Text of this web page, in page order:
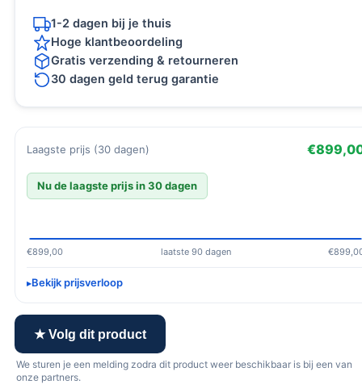
1-2 dagen bij je thuis
Hoge klantbeoordeling
Gratis verzending & retourneren
30 dagen geld terug garantie
Laagste prijs (30 dagen)
Nu de laagste prijs in 30 dagen
€899,00 laatste 90 dagen
Bekijk prijsverloop
★ Volg dit product
We sturen je een melding zodra dit product weer beschikbaar is bij een van
onze partners.